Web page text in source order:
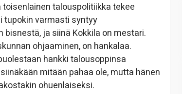
talouspolitiikka tekee
tupokin varmasti syntyy
ja siinä Kokkila on mestari.
ohjaaminen, on hankalaa.
hankki talousoppinsa
mitään pahaa ole, mutta hänen
ohuenlaiseksi.